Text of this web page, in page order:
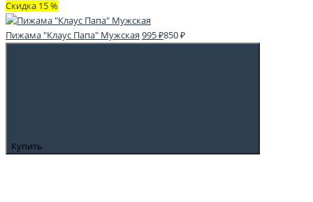
Скидка 15 %
Пижама "Клаус Папа" Мужская 995 ₽850 ₽
Купить